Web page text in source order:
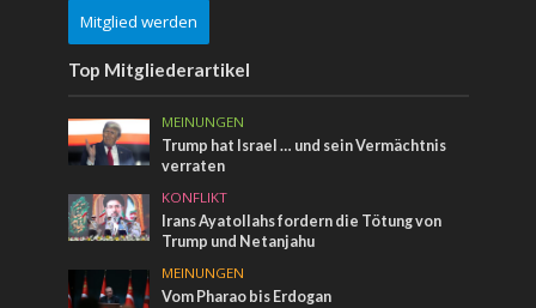
Mitglied werden
Top Mitgliederartikel
MEINUNGEN
Trump hat Israel … und sein Vermächtnis
verraten
KONFLIKT
Irans Ayatollahs fordern die Tötung von
Trump und Netanjahu
MEINUNGEN
Vom Pharao bis Erdogan